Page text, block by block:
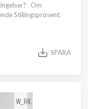
Om
Stillingsprosent:
SPARA